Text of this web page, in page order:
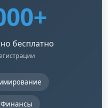
бесплатно
Финансы